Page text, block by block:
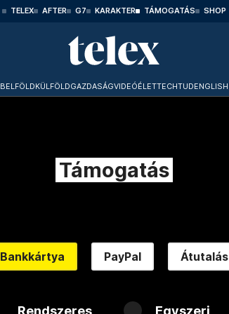
TELEX AFTER G7 KARAKTER TÁMOGATÁS SHOP
BELFÖLDKÜLFÖLDGAZDASÁGVIDEÓÉLETTECHTUDENGLISH
Támogatás
Bankkártya PayPal Átutalás
Rendszeres Egyszeri